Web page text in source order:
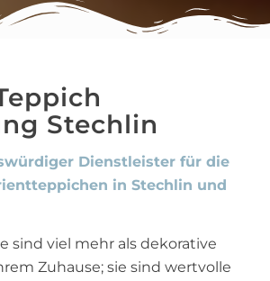
Stechlin
Dienstleister für die
in Stechlin und
sind viel mehr als dekorative
Zuhause; sie sind wertvolle